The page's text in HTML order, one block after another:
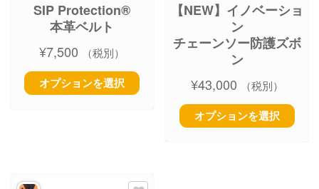
SIP Protection®
本革ベルト
¥7,500
（税別）
オプションを選択
【NEW】イノベーショ
ン
チェーンソー防護ズボ
ン
¥43,000
（税別）
オプションを選択